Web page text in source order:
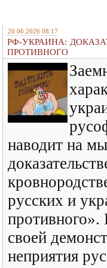
20.06.2026 08:17
РФ-УКРАИНА:
ПРОТИВНОГО
наводит на
русских и
противного».
своей
неприятия